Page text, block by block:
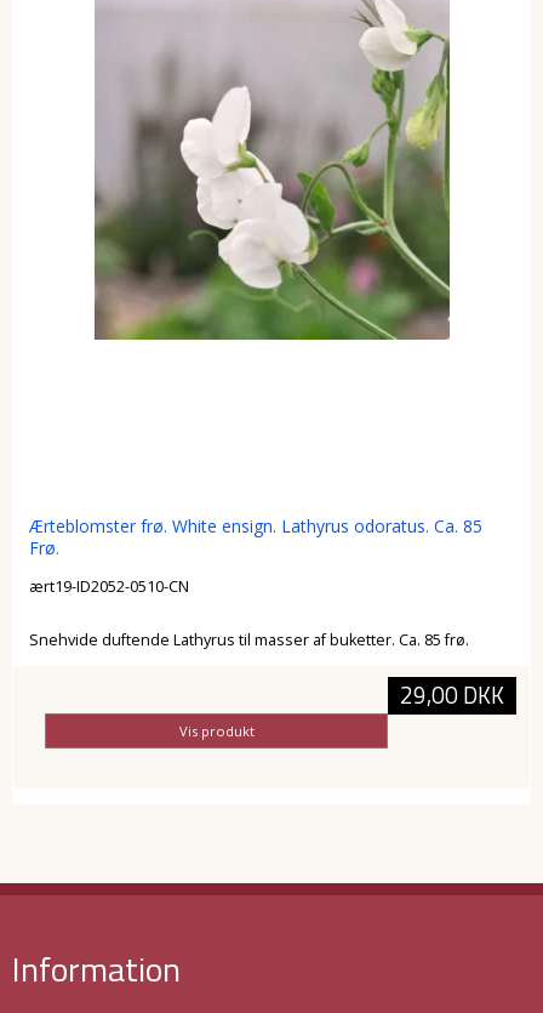
Ærteblomster frø. White ensign. Lathyrus odoratus. Ca. 85
Frø.
ært19-ID2052-0510-CN
Snehvide duftende Lathyrus til masser af buketter. Ca. 85 frø.
29,00 DKK
Vis produkt
Information